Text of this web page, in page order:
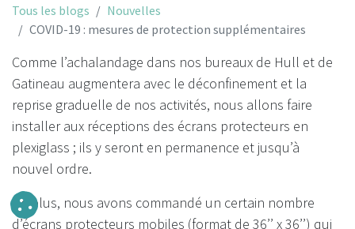
Tous les blogs
Nouvelles
COVID-19 : mesures de protection supplémentaires
Comme l’achalandage dans nos bureaux de Hull et de
Gatineau augmentera avec le déconfinement et la
reprise graduelle de nos activités, nous allons faire
installer aux réceptions des écrans protecteurs en
plexiglass ; ils y seront en permanence et jusqu’à
nouvel ordre.
De plus, nous avons commandé un certain nombre
d’écrans protecteurs mobiles (format de 36’’ x 36’’) qui